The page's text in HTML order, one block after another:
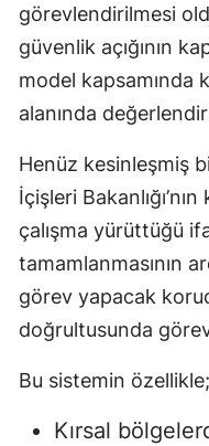
görevlendirilmesi
güvenlik açığının
model kapsamında
alanında
Henüz kesinleşmiş
İçişleri
çalışma yürüttüğü
tamamlanmasının
görev yapacak
doğrultusunda
Bu sistemin özellikle;
Kırsal